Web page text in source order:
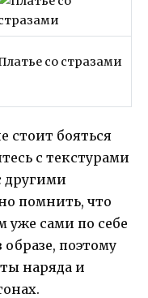
со стразами
стоит бояться
с текстурами
другими
помнить, что
уже сами по себе
поэтому
наряда и